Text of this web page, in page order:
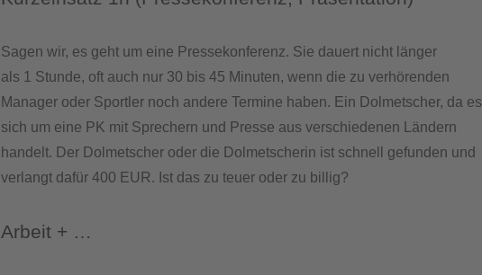
Sagen wir, es geht um eine Pressekonferenz. Sie dauert nicht länger
als 1 Stunde, oft auch nur 30 bis 45 Minuten, wenn die zu verhörenden
Manager oder Sportler noch andere Termine haben. Ein Dolmetscher, da es
sich um eine PK mit Sprechern und Presse aus verschiedenen Ländern
handelt. Der Dolmetscher oder die Dolmetscherin ist schnell gefunden und
verlangt dafür 400 EUR. Ist das zu teuer oder zu billig?
Arbeit + …